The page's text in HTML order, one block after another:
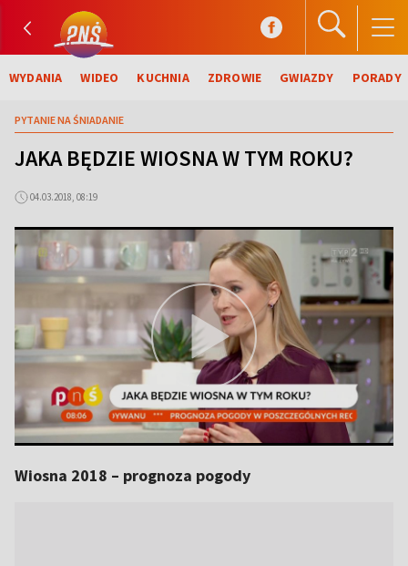
WYDANIA WIDEO KUCHNIA ZDROWIE GWIAZDY PORADY
PYTANIE NA ŚNIADANIE
JAKA BĘDZIE WIOSNA W TYM ROKU?
04.03.2018, 08:19
Wiosna 2018 – prognoza pogody